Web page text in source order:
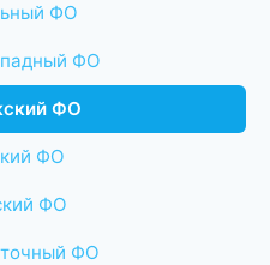
ФО
ФО
ФО
ФО
ФО
ФО